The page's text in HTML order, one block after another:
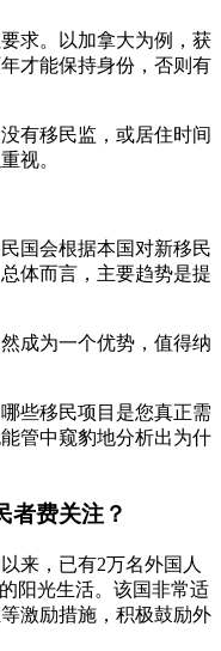
求。以加拿大为例，获
才能保持身份，否则有
有移民监，或居住时间
视。
国会根据本国对新移民
体而言，主要趋势是提
成为一个优势，值得纳
些移民项目是您真正需
管中窥豹地分析出为什
者费关注？
来，已有2万名外国人
阳光生活。该国非常适
激励措施，积极鼓励外